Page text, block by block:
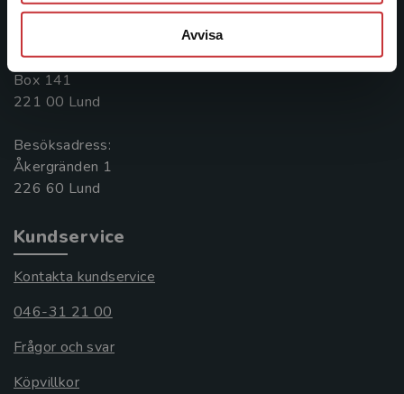
Avvisa
Postadress:
Box 141
221 00 Lund
Besöksadress:
Åkergränden 1
Kundservice
Kontakta kundservice
046-31 21 00
Frågor och svar
Köpvillkor